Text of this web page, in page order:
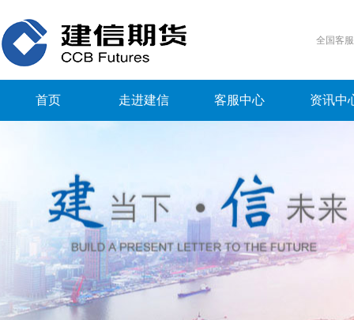
全国客
首页 走进建信 客服中心 资讯中